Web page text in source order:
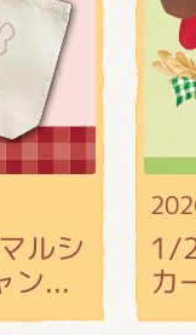
ルシ
ン...
1/
カ